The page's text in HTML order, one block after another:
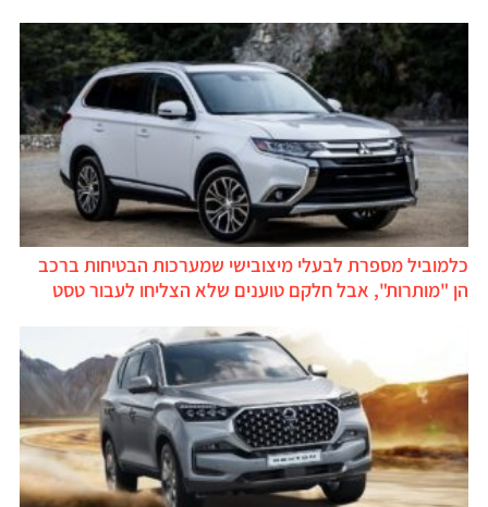
כלמוביל מספרת לבעלי מיצובישי שמערכות הבטיחות ברכב
הן "מותרות", אבל חלקם טוענים שלא הצליחו לעבור טסט